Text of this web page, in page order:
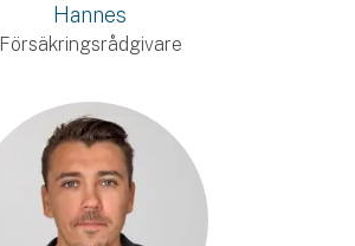
Hannes
Försäkringsrådgivare